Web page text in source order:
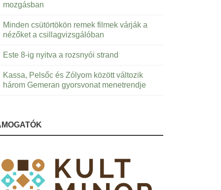
mozgásban
Minden csütörtökön remek filmek várják a
nézőket a csillagvizsgálóban
Este 8-ig nyitva a rozsnyói strand
Kassa, Pelsőc és Zólyom között változik
három Gemeran gyorsvonat menetrendje